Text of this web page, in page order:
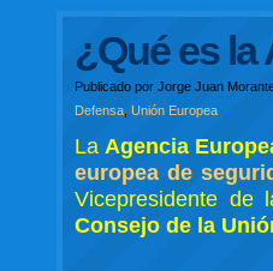
¿Qué es la
Publicado porJorge Juan
Defensa ,Unión Europea
LaAgencia
europea de
Vicepresidente de
Consejo de la